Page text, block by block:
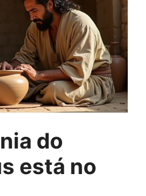
do
está no